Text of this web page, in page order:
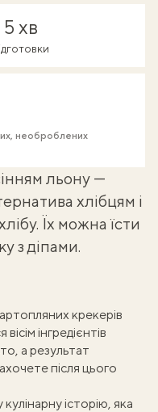
5 хв
необроблених
льону —
хлібцям і
Їх можна їсти
з діпами.
крекерів
інгредієнтів
а результат
після цього
історію, яка